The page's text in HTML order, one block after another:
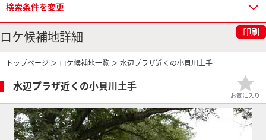
検索条件を変更
ロケ候補地詳細 印刷
トップページ ＞ ロケ候補地一覧 ＞ 水辺プラザ近くの小貝川土手
水辺プラザ近くの小貝川土手
お気に入り